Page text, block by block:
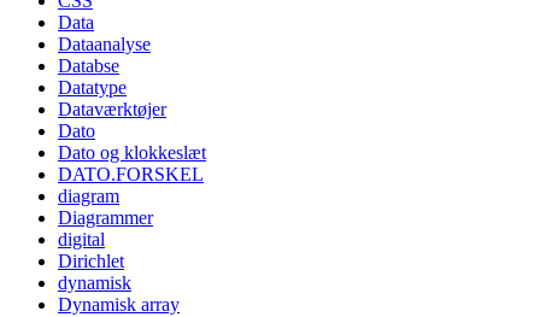
Data
Dataanalyse
Databse
Datatype
Dataværktøjer
Dato
Dato og klokkeslæt
DATO.FORSKEL
diagram
Diagrammer
digital
Dirichlet
dynamisk
Dynamisk array